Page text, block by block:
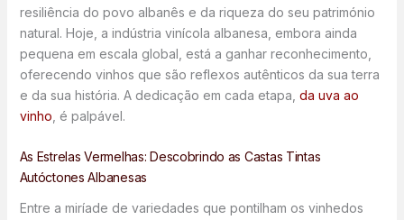
resiliência do povo albanês e da riqueza do seu património
natural. Hoje, a indústria vinícola albanesa, embora ainda
pequena em escala global, está a ganhar reconhecimento,
oferecendo vinhos que são reflexos autênticos da sua terra
e da sua história. A dedicação em cada etapa, da uva ao
vinho , é palpável.
As Estrelas Vermelhas: Descobrindo as Castas Tintas
Autóctones Albanesas
Entre a miríade de variedades que pontilham os vinhedos